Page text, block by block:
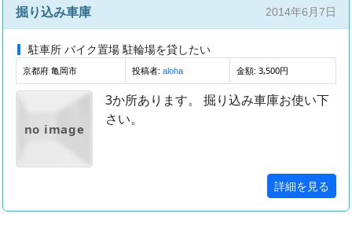
掘り込み車庫 2014年6月7日
駐車所 バイク置場 駐輪場を貸したい
京都府 亀岡市 投稿者: aloha 金額: 3,500円
no image
3か所あります。 掘り込み車庫お使い下
さい。
詳細を見る